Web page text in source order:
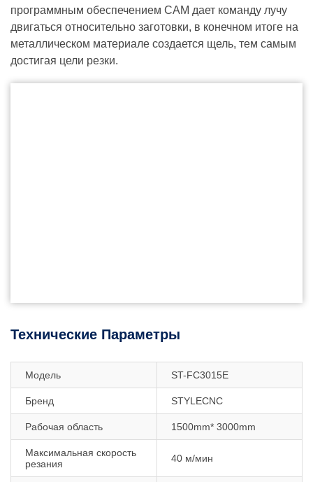
программным обеспечением CAM дает команду лучу
двигаться относительно заготовки, в конечном итоге на
металлическом материале создается щель, тем самым
достигая цели резки.
Технические Параметры
Модель ST-FC3015E
Бренд STYLECNC
Рабочая область 1500mm* 3000mm
Максимальная скорость
резания
40 м/мин